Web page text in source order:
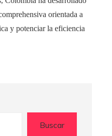
orientada a
y potenciar la eficiencia
Buscar